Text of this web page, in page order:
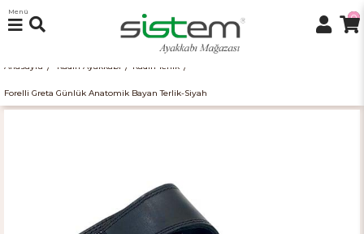
0
Menü
Anasayfa Kadın Ayakkabı Kadın Terlik
Forelli Greta Günlük Anatomik Bayan Terlik-Siyah